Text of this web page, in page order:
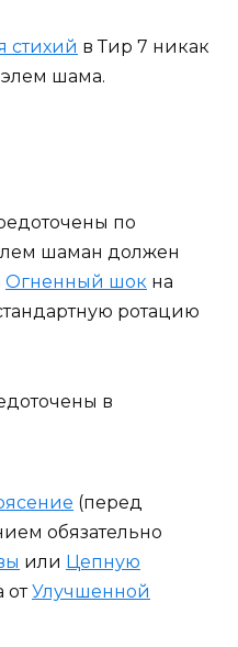
стихий в Тир 7 никак
шама.
по
шаман должен
Огненный шок на
ротацию
в
(перед
обязательно
или Цепную
отУлучшенной